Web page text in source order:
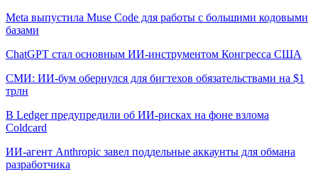
Meta выпустила Muse Code для работы с большими кодовыми
базами
ChatGPT стал основным ИИ-инструментом Конгресса США
СМИ: ИИ-бум обернулся для бигтехов обязательствами на $1
трлн
В Ledger предупредили об ИИ-рисках на фоне взлома
Coldcard
ИИ-агент Anthropic завел поддельные аккаунты для обмана
разработчика